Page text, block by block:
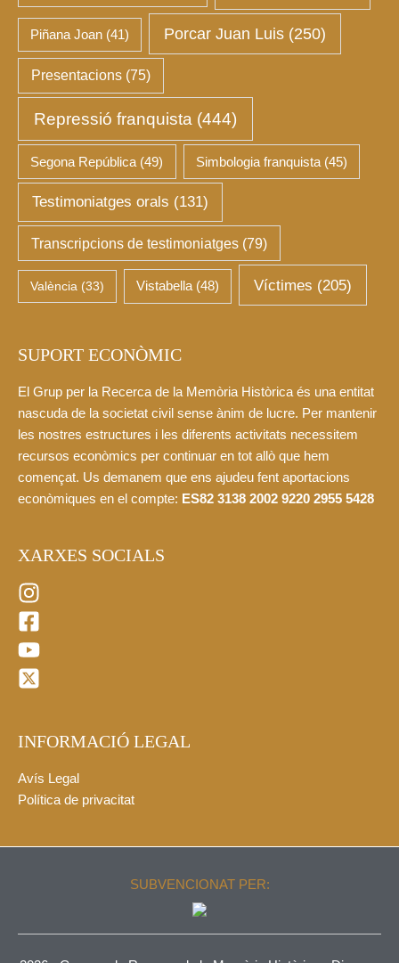
Piñana Joan (41) Porcar Juan Luis (250)
Presentacions (75)
Repressió franquista (444)
Segona República (49) Simbologia franquista (45)
Testimoniatges orals (131)
Transcripcions de testimoniatges (79)
València (33) Vistabella(48) Víctimes (205)
SUPORT ECONÒMIC
El Grup per la Recerca de la Memòria Històrica és una entitat
nascuda de la societat civil sense ànim de lucre. Per mantenir
les nostres estructures i les diferents activitats necessitem
recursos econòmics per continuar en tot allò que hem
començat. Us demanem que ens ajudeu fent aportacions
econòmiques en el compte: ES82 3138 2002 9220 2955 5428
XARXES SOCIALS
INFORMACIÓ LEGAL
Avís Legal
Política de privacitat
SUBVENCIONAT PER: